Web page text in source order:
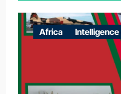
Africa Intelligence